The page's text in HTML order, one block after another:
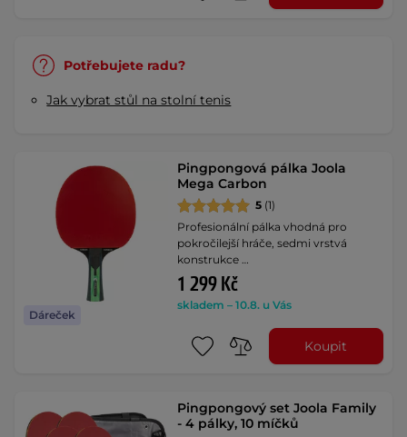
Potřebujete radu?
Jak vybrat stůl na stolní tenis
Dáreček
Pingpongová pálka Joola
Mega Carbon
5 (1)
Profesionální pálka vhodná pro
pokročilejší hráče, sedmi vrstvá
konstrukce …
1 299 Kč
skladem – 10.8. u Vás
Koupit
Pingpongový set Joola Family
- 4 pálky, 10 míčků